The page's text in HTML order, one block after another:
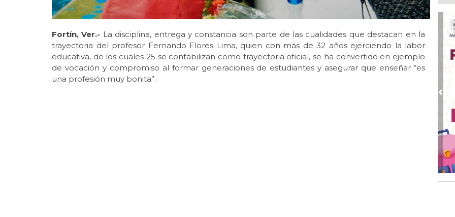
Fortín, Ver.- La disciplina, entrega y constancia son parte de las cualidades que destacan en la
trayectoria del profesor Fernando Flores Lima, quien con más de 32 años ejerciendo la labor
educativa, de los cuales 25 se contabilizan como trayectoria oficial, se ha convertido en ejemplo
de vocación y compromiso al formar generaciones de estudiantes y asegurar que enseñar “es
una profesión muy bonita”.